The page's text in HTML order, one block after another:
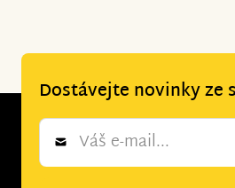
Dostávejte novinky ze
Newsletter